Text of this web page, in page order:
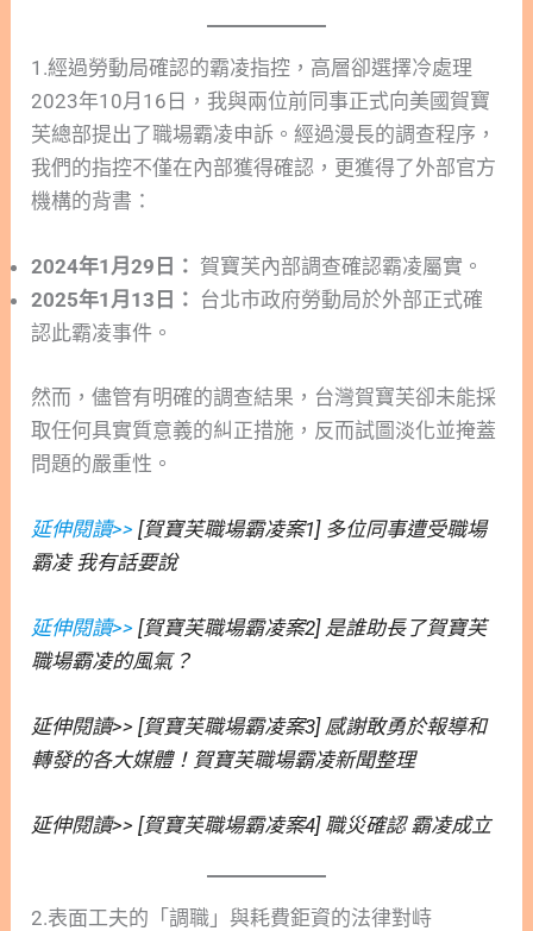
1.經過勞動局確認的霸凌指控，高層卻選擇冷處理
2023年10月16日，我與兩位前同事正式向美國賀寶
芙總部提出了職場霸凌申訴。經過漫長的調查程序，
我們的指控不僅在內部獲得確認，更獲得了外部官方
機構的背書：
2024年1月29日： 賀寶芙內部調查確認霸凌屬實。
2025年1月13日： 台北市政府勞動局於外部正式確
認此霸凌事件。
然而，儘管有明確的調查結果，台灣賀寶芙卻未能採
取任何具實質意義的糾正措施，反而試圖淡化並掩蓋
問題的嚴重性。
延伸閱讀>>[賀寶芙職場霸凌案1] 多位同事遭受職場
霸凌 我有話要說
延伸閱讀>>[賀寶芙職場霸凌案2] 是誰助長了賀寶芙
職場霸凌的風氣？
延伸閱讀>> [賀寶芙職場霸凌案3] 感謝敢勇於報導和
轉發的各大媒體！賀寶芙職場霸凌新聞整理
延伸閱讀>> [賀寶芙職場霸凌案4] 職災確認 霸凌成立
2.表面工夫的「調職」與耗費鉅資的法律對峙